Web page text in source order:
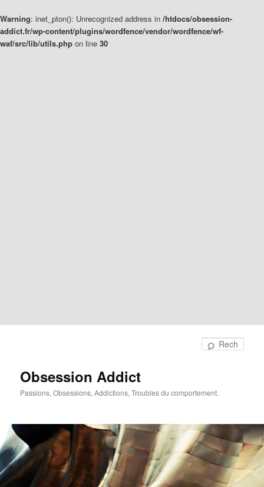
Warning: inet_pton(): Unrecognized address in /htdocs/obsession-
addict.fr/wp-content/plugins/wordfence/vendor/wordfence/wf-
waf/src/lib/utils.php on line 30
Obsession Addict
Passions, Obsessions, Addictions, Troubles du comportement.